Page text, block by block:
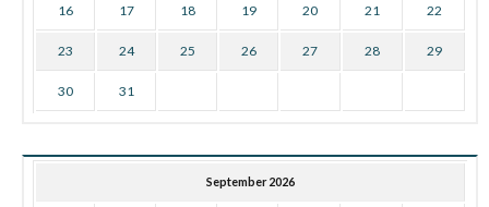
16 17 18 19 20 21 22
23 24 25 26 27 28 29
30 31
September 2026